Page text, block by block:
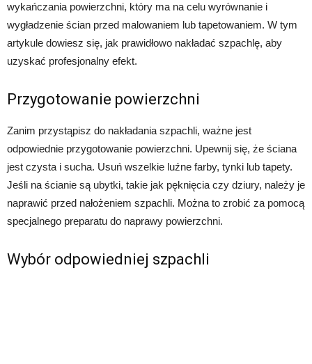
wykańczania powierzchni, który ma na celu wyrównanie i
wygładzenie ścian przed malowaniem lub tapetowaniem. W tym
artykule dowiesz się, jak prawidłowo nakładać szpachlę, aby
uzyskać profesjonalny efekt.
Przygotowanie powierzchni
Zanim przystąpisz do nakładania szpachli, ważne jest
odpowiednie przygotowanie powierzchni. Upewnij się, że ściana
jest czysta i sucha. Usuń wszelkie luźne farby, tynki lub tapety.
Jeśli na ścianie są ubytki, takie jak pęknięcia czy dziury, należy je
naprawić przed nałożeniem szpachli. Można to zrobić za pomocą
specjalnego preparatu do naprawy powierzchni.
Wybór odpowiedniej szpachli